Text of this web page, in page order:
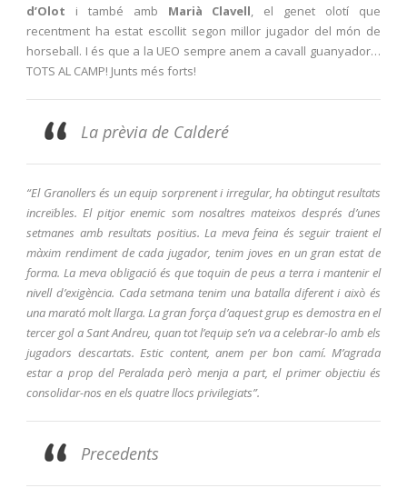
d’Olot i també amb Marià Clavell, el genet olotí que
recentment ha estat escollit segon millor jugador del món de
horseball. I és que a la UEO sempre anem a cavall guanyador…
TOTS AL CAMP! Junts més forts!
La prèvia de Calderé
“El Granollers és un equip sorprenent i irregular, ha obtingut resultats
increïbles. El pitjor enemic som nosaltres mateixos després d’unes
setmanes amb resultats positius. La meva feina és seguir traient el
màxim rendiment de cada jugador, tenim joves en un gran estat de
forma. La meva obligació és que toquin de peus a terra i mantenir el
nivell d’exigència. Cada setmana tenim una batalla diferent i això és
una marató molt llarga.La gran força d’aquest grup es demostra en el
tercer gol a Sant Andreu, quan tot l’equip se’n va a celebrar-lo amb els
jugadors descartats. Estic content, anem per bon camí. M’agrada
estar a prop del Peralada però menja a part, el primer objectiu és
consolidar-nos en els quatre llocs privilegiats”.
Precedents